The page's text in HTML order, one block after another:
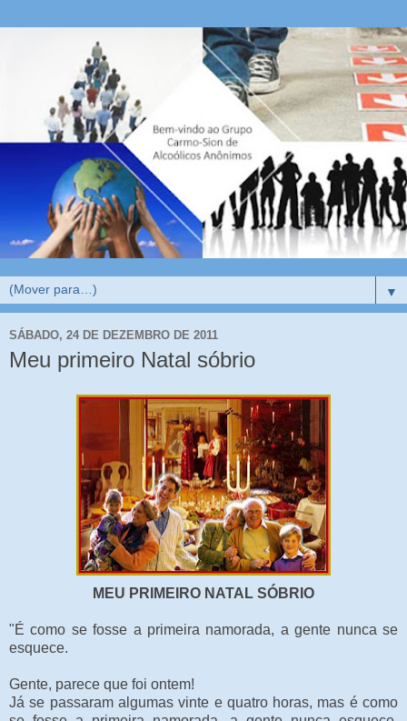
▼
SÁBADO, 24 DE DEZEMBRO DE 2011
Meu primeiro Natal sóbrio
MEU PRIMEIRO NATAL SÓBRIO
"É como se fosse a primeira namorada, a gente nunca se
esquece.
Gente, parece que foi ontem!
Já se passaram algumas vinte e quatro horas, mas é como